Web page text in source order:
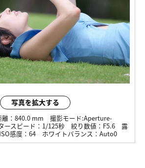
写真を拡大する
： 840.0 mm 撮影モード:Aperture-
ースピード： 1/125秒 絞り数値： F5.6
露
ISO感度： 64 ホワイトバランス： Auto0